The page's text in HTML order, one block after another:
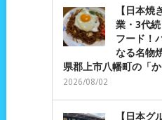
【日本焼
業・3代
フード！
なる名物
県郡上市八幡町の「か
2026/08/02
【日本グ